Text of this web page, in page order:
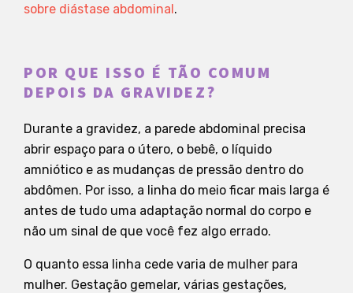
sobre diástase abdominal.
POR QUE ISSO É TÃO COMUM
DEPOIS DA GRAVIDEZ?
Durante a gravidez, a parede abdominal precisa
abrir espaço para o útero, o bebê, o líquido
amniótico e as mudanças de pressão dentro do
abdômen. Por isso, a linha do meio ficar mais larga é
antes de tudo uma adaptação normal do corpo e
não um sinal de que você fez algo errado.
O quanto essa linha cede varia de mulher para
mulher. Gestação gemelar, várias gestações,